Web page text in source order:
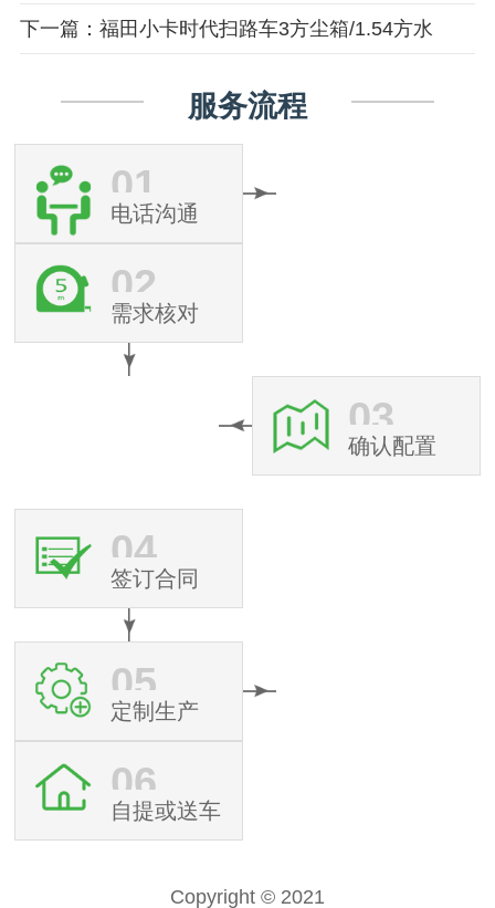
下一篇：福田小卡时代扫路车3方尘箱/1.54方水
服务流程
01
电话沟通
02
需求核对
03
确认配置
04
签订合同
05
定制生产
06
自提或送车
Copyright © 2021